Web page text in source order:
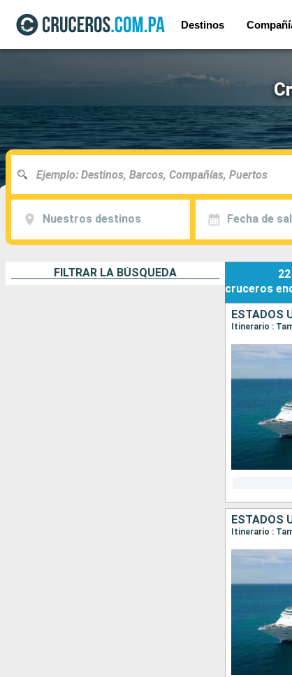
Destinos
Nuestros destinos Fecha de
FILTRAR LA BÚSQUEDA
22
cruceros
ESTADOS
Itinerario :
ESTADOS
Itinerario :